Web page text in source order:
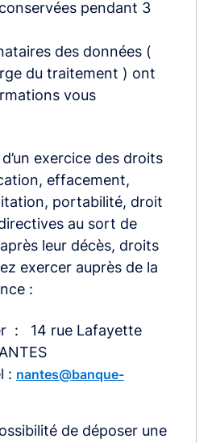
pendant 3
des données (
du traitement ) ont
vous
exercice des droits
effacement,
portabilité, droit
au sort de
leur décès, droits
exercer auprès de la
:
: 14 rue Lafayette
: nantes@banque-
de déposer une